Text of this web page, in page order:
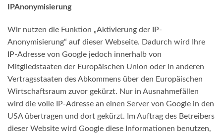
IPAnonymisierung
Wir nutzen die Funktion „Aktivierung der IP-
Anonymisierung“ auf dieser Webseite. Dadurch wird Ihre
IP-Adresse von Google jedoch innerhalb von
Mitgliedstaaten der Europäischen Union oder in anderen
Vertragsstaaten des Abkommens über den Europäischen
Wirtschaftsraum zuvor gekürzt. Nur in Ausnahmefällen
wird die volle IP-Adresse an einen Server von Google in den
USA übertragen und dort gekürzt. Im Auftrag des Betreibers
dieser Website wird Google diese Informationen benutzen,